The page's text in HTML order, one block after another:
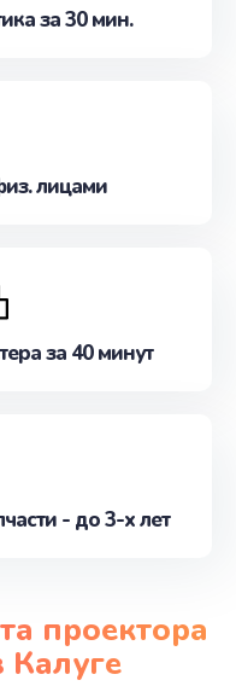
за 30 мин.
лицами
за 40 минут
- до 3-х лет
проектора
Калуге